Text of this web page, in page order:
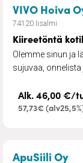
VIVO Hoiva
74120 Iisalmi
Kiireetöntä
Olemme sinun ja
sujuvaa, onnelista
Alk. 46,00 €/
57,73€
ApuSiili Oy–